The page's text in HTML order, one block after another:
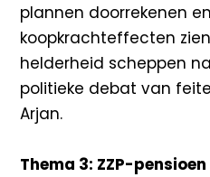
plannen doorrekenen
koopkrachteffecten
helderheid scheppen
politieke debat van
Arjan.
Thema 3: ZZP-